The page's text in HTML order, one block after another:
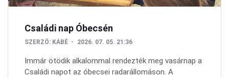
Családi nap Óbecsén
SZERZŐ: KÁBÉ 2026. 07. 05. 21:36
Immár ötödik alkalommal rendezték meg vasárnap a
Családi napot az óbecsei radarállomáson. A